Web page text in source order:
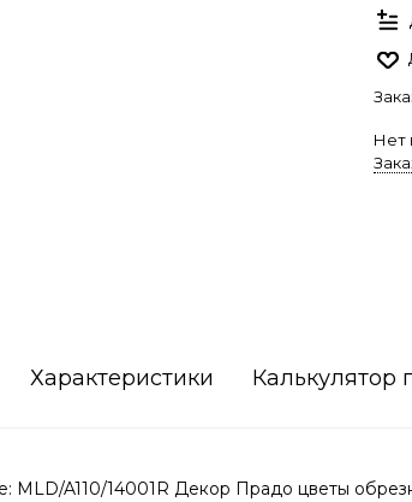
Нет
Характеристики Калькулятор
MLD/A110/14001R Декор Прадо цветы